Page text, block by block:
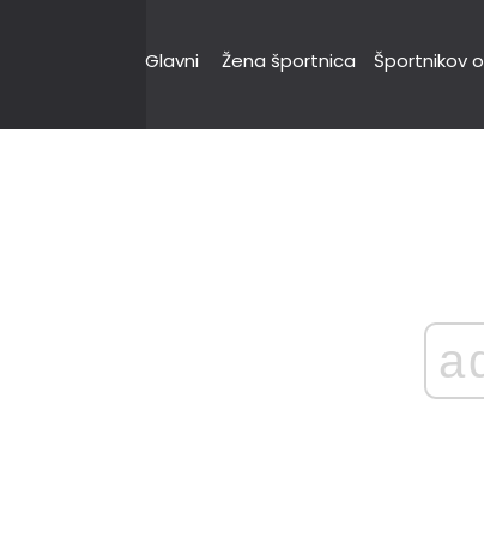
Glavni Žena športnica Športnikov